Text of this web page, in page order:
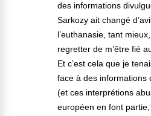
des informations
Sarkozy ait changé
l’euthanasie, tant
regretter de m’être fié
Et c’est cela que je
face à des informations
(et ces interprétions
européen en font partie,